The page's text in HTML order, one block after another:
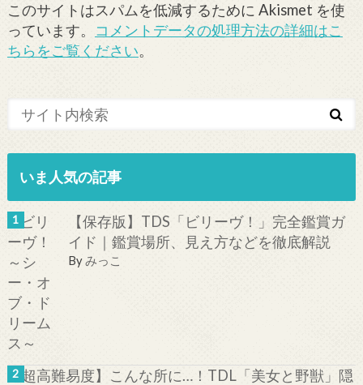
このサイトはスパムを低減するために Akismet を使
っています。 コメントデータの処理方法の詳細はこ
ちらをご覧ください。
いま人気の記事
【保存版】TDS「ビリーヴ！」完全鑑賞ガ
イド｜鑑賞場所、見え方などを徹底解説
Byみっこ
【超高難易度】こんな所に…！TDL「美女と野獣」隠